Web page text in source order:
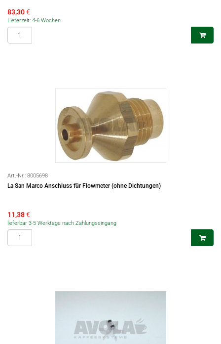
83,30€
Lieferzeit: 4-6 Wochen
Art.-Nr.: 8005698
La San Marco Anschluss für Flowmeter (ohne Dichtungen)
11,38€
lieferbar 3-5 Werktage nach Zahlungseingang